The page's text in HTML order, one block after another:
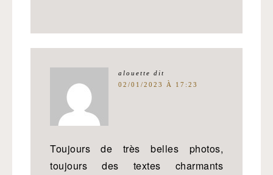
alouette dit
02/01/2023 À 17:23
Toujours de très belles photos,
toujours des textes charmants